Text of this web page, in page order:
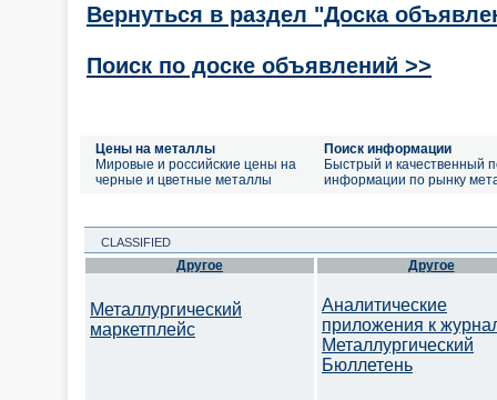
Вернуться в раздел "Доска
Поиск по доске объявлений >>
Цены на металлы
Мировые и российские цены на
черные и цветные металлы
Поиск информации
Быстрый и качественный
информации по рынку
CLASSIFIED
Другое
Металлургический
маркетплейс
Другое
Аналитические
приложения к
Металлургический
Бюллетень